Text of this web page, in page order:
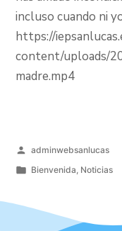
incluso cuando ni
https://
content/uploads/
madre.mp4
adminwebsanlucas
Bienvenida Noticias